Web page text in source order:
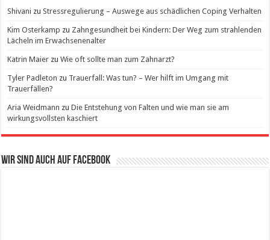
Shivani zuStressregulierung – Auswege aus schädlichen Coping Verhalten
Kim Osterkamp zu Zahngesundheit bei Kindern: Der Weg zum strahlenden
Lächeln im Erwachsenenalter
Katrin Maier zuWie oft sollte man zum Zahnarzt?
Tyler Padleton zu Trauerfall: Was tun? – Wer hilft im Umgang mit
Trauerfällen?
Aria Weidmann zuDie Entstehung von Falten und wie man sie am
wirkungsvollsten kaschiert
Wir sind auch auf Facebook